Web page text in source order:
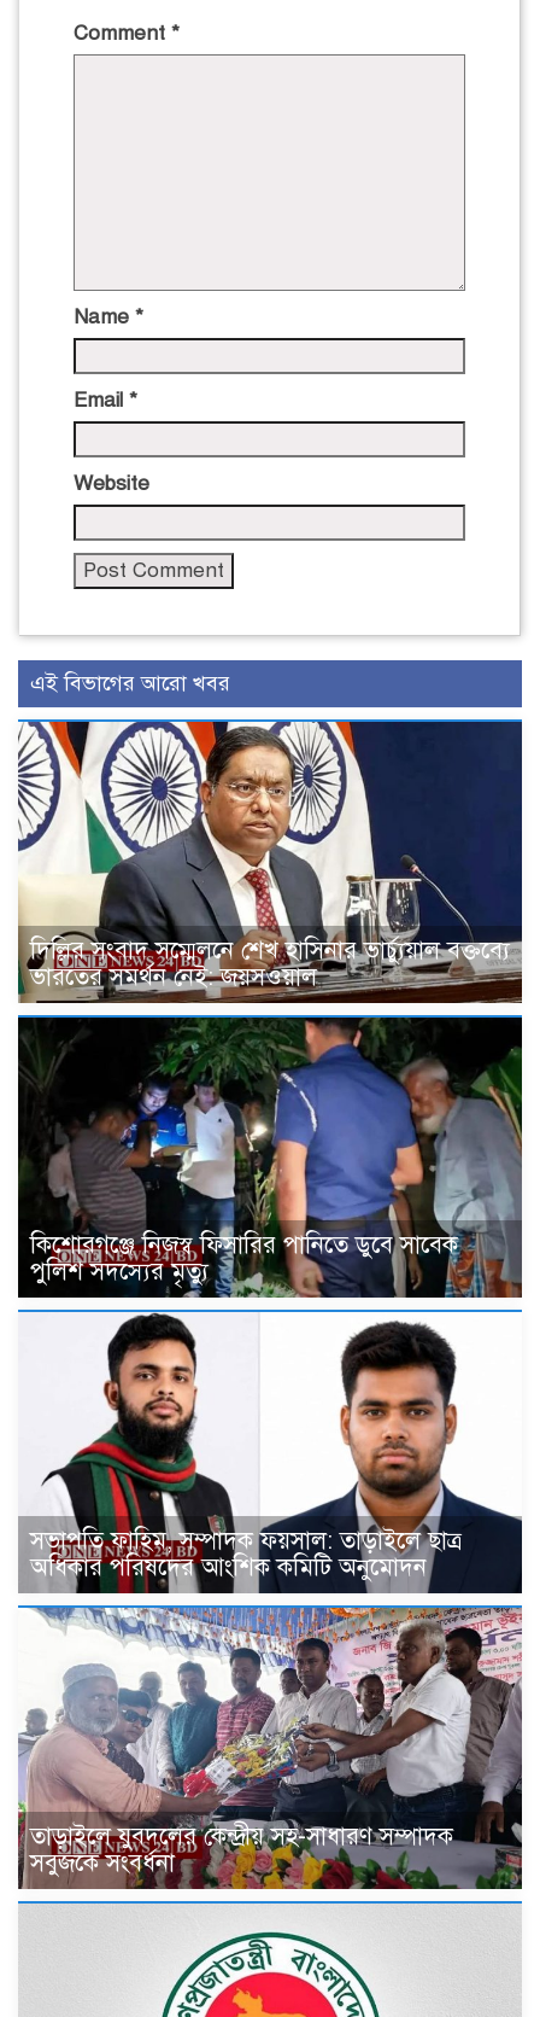
Comment *
Name *
Email *
Website
এই বিভাগের আরো খবর
দিল্লির সংবাদ সম্মেলনে শেখ হাসিনার ভার্চ্যুয়াল বক্তব্যে
ভারতের সমর্থন নেই: জয়সওয়াল
কিশোরগঞ্জে নিজস্ব ফিসারির পানিতে ডুবে সাবেক
পুলিশ সদস্যের মৃত্যু
সভাপতি ফাহিম, সম্পাদক ফয়সাল: তাড়াইলে ছাত্র
অধিকার পরিষদের আংশিক কমিটি অনুমোদন
তাড়াইলে যুবদলের কেন্দ্রীয় সহ-সাধারণ সম্পাদক
সবুজকে সংবর্ধনা